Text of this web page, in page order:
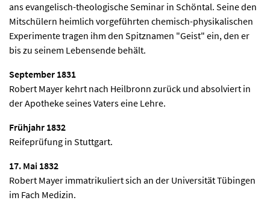
ans evangelisch-theologische Seminar in Schöntal. Seine den
Mitschülern heimlich vorgeführten chemisch-physikalischen
Experimente tragen ihm den Spitznamen "Geist" ein, den er
bis zu seinem Lebensende behält.
September 1831
Robert Mayer kehrt nach Heilbronn zurück und absolviert in
der Apotheke seines Vaters eine Lehre.
Frühjahr 1832
Reifeprüfung in Stuttgart.
17. Mai 1832
Robert Mayer immatrikuliert sich an der Universität Tübingen
im Fach Medizin.